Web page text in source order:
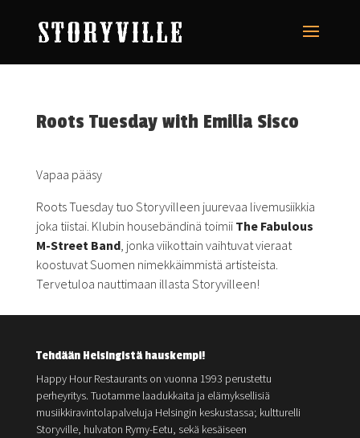
Roots Tuesday with Emilia Sisco
Vapaa pääsy
Roots Tuesday tuo Storyvilleen juurevaa livemusiikkia
joka tiistai. Klubin housebändinä toimii The Fabulous
M-Street Band, jonka viikottain vaihtuvat vieraat
koostuvat Suomen nimekkäimmistä artisteista.
Tervetuloa nauttimaan illasta Storyvilleen!
Tehdään Helsingistä hauskempi!
Happy Hour Restaurants on vuonna 1993 perustettu
perheyritys. Tuotamme laadukkaita ja elämyksellisiä
musiikkiravintolapalveluja Helsingin keskustassa; kultturelli
Storyville, hulvaton Rymy-Eetu, sekä kesäiseen